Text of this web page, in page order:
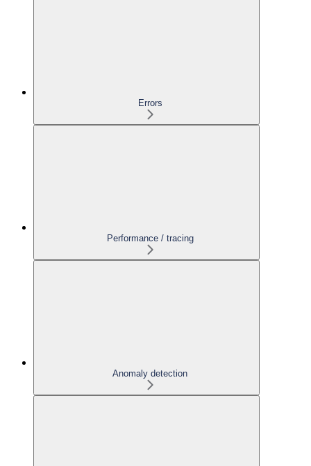
Errors
Performance / tracing
Anomaly detection